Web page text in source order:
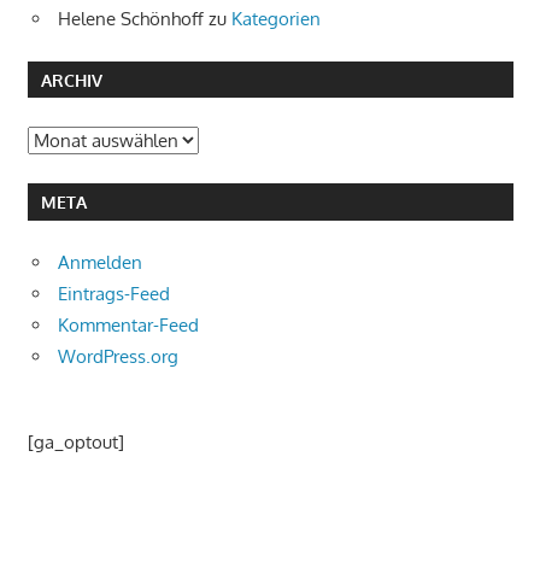
Helene Schönhoff zu Kategorien
ARCHIV
Archiv
META
Anmelden
Eintrags-Feed
Kommentar-Feed
WordPress.org
[ga_optout]